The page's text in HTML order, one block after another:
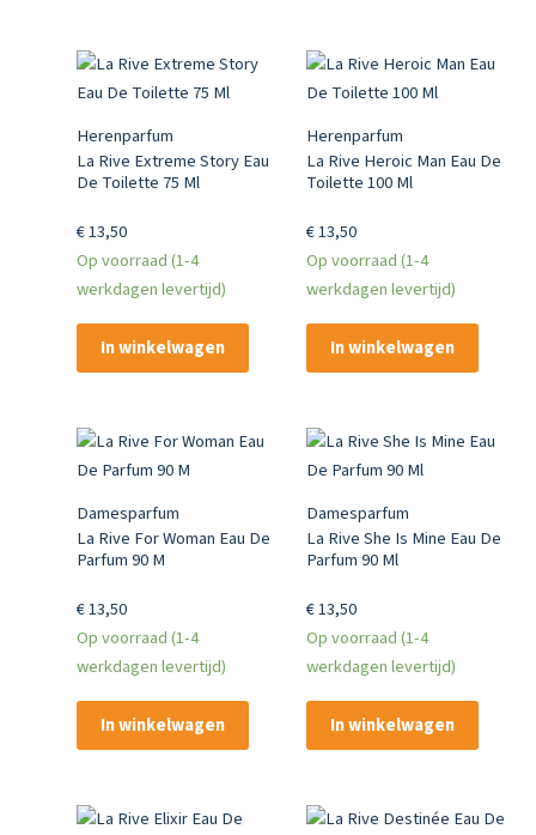
Herenparfum
La Rive Extreme Story Eau
De Toilette 75 Ml
€13,50
Op voorraad (1-4
werkdagen levertijd)
In winkelwagen
Herenparfum
La Rive Heroic Man Eau De
Toilette 100 Ml
€13,50
Op voorraad (1-4
werkdagen levertijd)
In winkelwagen
Damesparfum
La Rive For Woman Eau De
Parfum 90 M
€13,50
Op voorraad (1-4
werkdagen levertijd)
In winkelwagen
Damesparfum
La Rive She Is Mine Eau De
Parfum 90 Ml
€13,50
Op voorraad (1-4
werkdagen levertijd)
In winkelwagen